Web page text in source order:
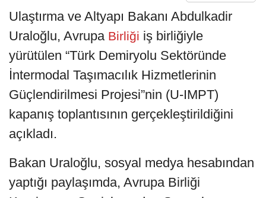
Ulaştırma ve Altyapı Bakanı Abdulkadir
Uraloğlu, Avrupa Birliği iş birliğiyle
yürütülen “Türk Demiryolu Sektöründe
İntermodal Taşımacılık Hizmetlerinin
Güçlendirilmesi Projesi”nin (U-IMPT)
kapanış toplantısının gerçekleştirildiğini
açıkladı.
Bakan Uraloğlu, sosyal medya hesabından
yaptığı paylaşımda, Avrupa Birliği